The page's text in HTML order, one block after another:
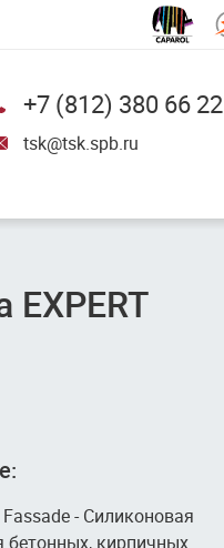
+7 (812) 380 66 22
tsk@tsk.spb.ru
- Силиконовая
бетонных, кирпичных